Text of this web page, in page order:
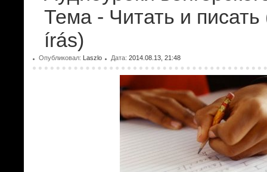
Тема - Читать и
írás)
Опубликовал: Laszlo Дата: 2014.08.13, 21:48